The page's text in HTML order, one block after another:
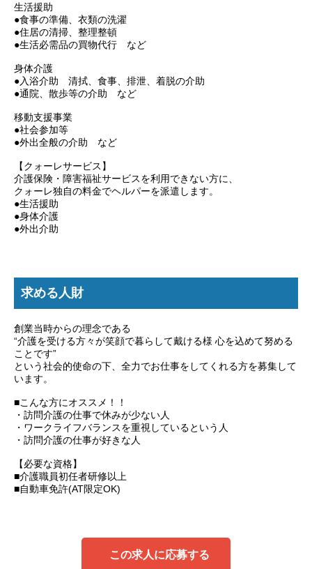
生活援助
●食事の準備、衣類の洗濯
●住居の清掃、整理整頓
●生活必需品の買物代行 など
身体介護
●入浴介助 清拭、食事、排泄、着脱の介助
●通院、散歩等の介助 など
移動支援事業
●社会参加等
●外出全般の介助 など
【クォーレサービス】
介護保険・障害福祉サービスを利用できない方に、
クォーレ独自の料金でヘルパーを派遣します。
●生活援助
●身体介護
●外出介助
求める人財
創業当時からの理念である
“介護を受ける方々が笑顔で暮らして戴ける様 心を込めて努める
ことです”
という社会的使命の下、全力でお仕事をしてくれる方を募集して
います。
■こんな方にオススメ！！
・訪問介護の仕事で休みが少ない人
・ワークライフバランスを重視しているという人
・訪問介護の仕事が好きな人
【必要な資格】
■介護職員初任者研修以上
■自動車免許(AT限定OK)
この求人に応募する